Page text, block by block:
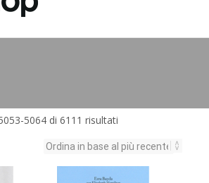
5064 di 6111 risultati
base